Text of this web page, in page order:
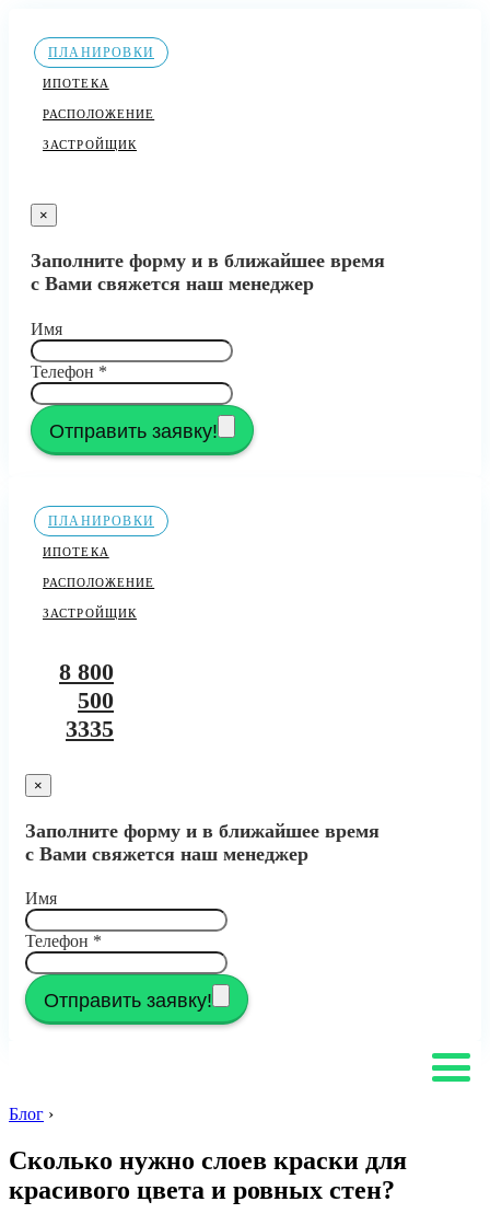
ПЛАНИРОВКИ
ИПОТЕКА
РАСПОЛОЖЕНИЕ
ЗАСТРОЙЩИК
×
Заполните форму и в ближайшее время
с Вами свяжется наш менеджер
Имя
Телефон *
Отправить заявку!
ПЛАНИРОВКИ
ИПОТЕКА
РАСПОЛОЖЕНИЕ
ЗАСТРОЙЩИК
8 800
500
3335
×
Заполните форму и в ближайшее время
с Вами свяжется наш менеджер
Имя
Телефон *
Отправить заявку!
Блог ›
Сколько нужно слоев краски для
красивого цвета и ровных стен?